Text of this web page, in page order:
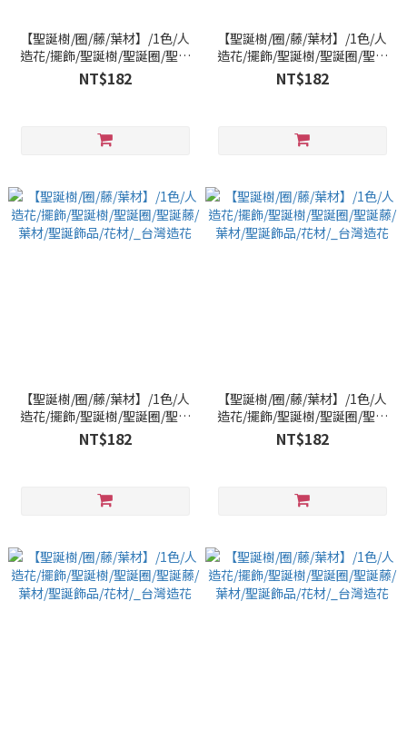
【聖誕樹/圈/藤/葉材】/1色/人
造花/擺飾/聖誕樹/聖誕圈/聖誕
藤/葉材/聖誕飾品/花材/_台灣
造花
NT$182
【聖誕樹/圈/藤/葉材】/1色/人
造花/擺飾/聖誕樹/聖誕圈/聖誕
藤/葉材/聖誕飾品/花材/_台灣
造花
NT$182
【聖誕樹/圈/藤/葉材】/1色/人
造花/擺飾/聖誕樹/聖誕圈/聖誕
藤/葉材/聖誕飾品/花材/_台灣
造花
NT$182
【聖誕樹/圈/藤/葉材】/1色/人
造花/擺飾/聖誕樹/聖誕圈/聖誕
藤/葉材/聖誕飾品/花材/_台灣
造花
NT$182